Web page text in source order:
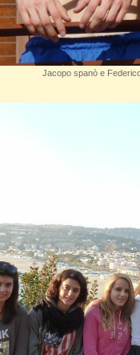
Jacopo spanò e